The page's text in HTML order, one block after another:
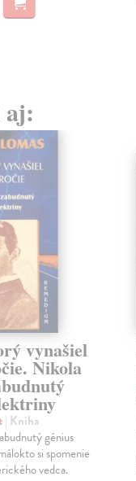
vynašiel
Nikola
| Kniha
génius
si spomenie
vedca.